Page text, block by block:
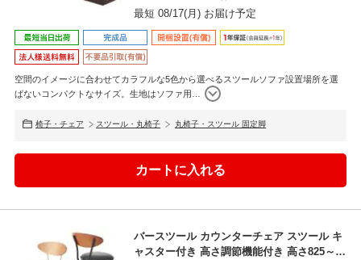
最短 08/17(月) お届け予定
空間のイメージに合わせてカラフルな5色から選べるスツールソファ設置場所を選
ばないコンパクトなサイズ。生地はソファ用
椅子・チェア スツール・丸椅子 丸椅子・スツール 固定脚
バースツール カウンターチェア スツール キ
ャスター付き 高さ調節機能付き 高さ825～